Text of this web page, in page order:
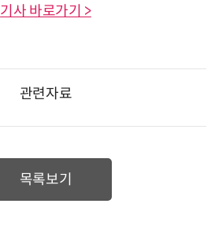
기사 바로가기 >
관련자료
목록보기